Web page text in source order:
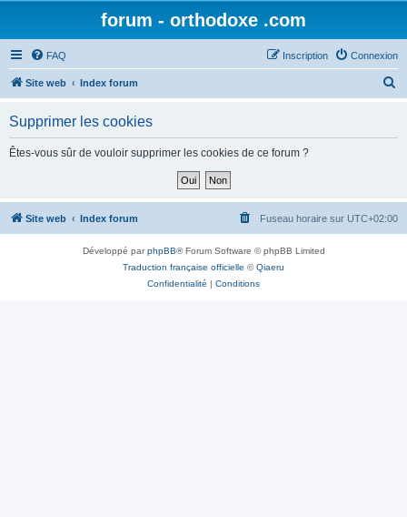
forum - orthodoxe .com
FAQ Connexion
Inscription
Site web Index forum
h
Supprimer les cookies
Êtes-vous sûr de vouloir supprimer les cookies de ce forum ?
Site web Index forum Fuseau horaire sur UTC+02:00
Développé parphpBB® Forum Software © phpBB Limited
Traduction française officielle ©Qiaeru
Confidentialité | Conditions